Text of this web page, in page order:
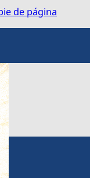
de página